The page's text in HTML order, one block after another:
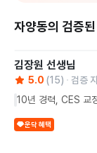
자양동의 검증
김장원 선생님
5.0 (15) 검증
10년 경력, CES 교
운닥 혜택